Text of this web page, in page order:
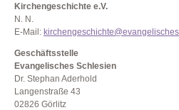
Kirchengeschichte e.V.
N. N.
E-Mail:
Geschäftsstelle
Evangelisches Schlesien
Dr. Stephan Aderhold
Langenstraße 43
02826 Görlitz